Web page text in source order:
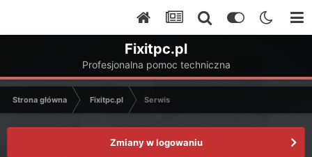
Fixitpc.pl
Profesjonalna pomoc techniczna
Strona główna Fixitpc.pl Serwis
Zmiany w logowaniu